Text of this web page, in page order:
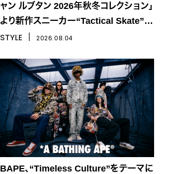
ャン ルブタン 2026年秋冬コレクション」
より新作スニーカー“Tactical Skate”が
登場
STYLE 2026.08.04
BAPE、“Timeless Culture”をテーマに